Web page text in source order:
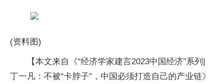
(资料图)
【本文来自《“经济学家建言2023中国经济”系列|
丁一凡：不被“卡脖子”，中国必须打造自己的产业链》